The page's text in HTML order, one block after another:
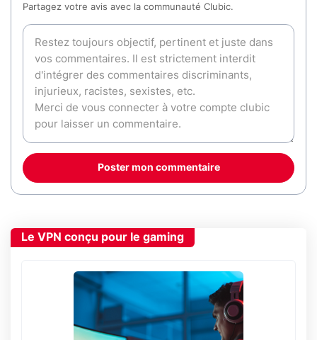
Partagez votre avis avec la communauté Clubic.
Poster mon commentaire
Le VPN conçu pour le gaming